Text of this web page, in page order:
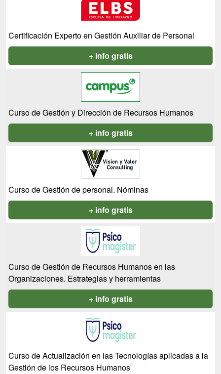
Certificación Experto en Gestión Auxiliar de Personal
+ info gratis
Curso de Gestión y Dirección de Recursos Humanos
+ info gratis
Curso de Gestión de personal. Nóminas
+ info gratis
Curso de Gestión de Recursos Humanos en las
Organizaciones. Estrategias y herramientas
+ info gratis
Curso de Actualización en las Tecnologías aplicadas a la
Gestión de los Recursos Humanos